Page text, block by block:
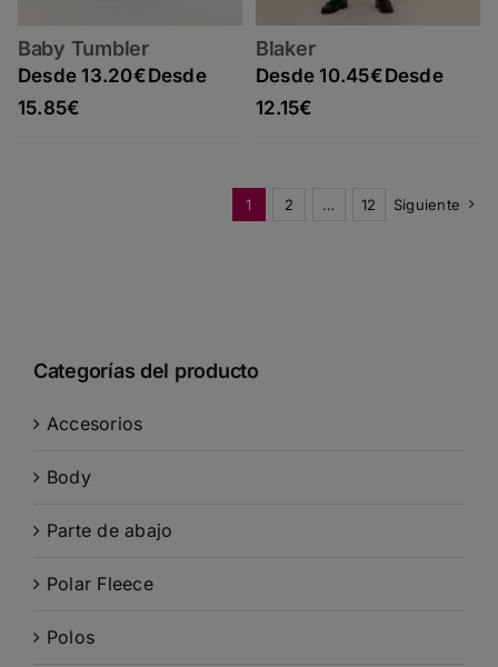
Baby Tumbler
13.20€
15.85€
Blaker
10.45€
12.15€
1 2 … 12 Siguiente
Categorías del producto
Accesorios
Body
Parte de abajo
Polar Fleece
Polos